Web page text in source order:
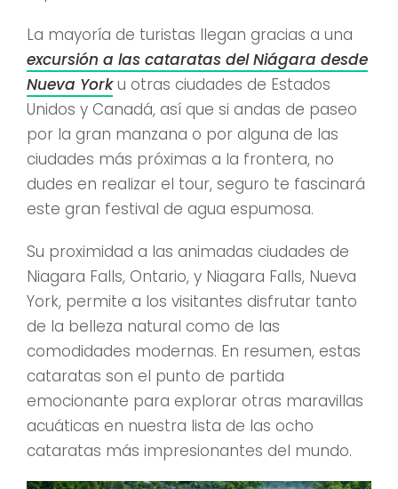
La mayoría de turistas llegan gracias a una
excursión a las cataratas del Niágara desde
Nueva Yorku otras ciudades de Estados
Unidos y Canadá, así que si andas de paseo
por la gran manzana o por alguna de las
ciudades más próximas a la frontera, no
dudes en realizar el tour, seguro te fascinará
este gran festival de agua espumosa.
Su proximidad a las animadas ciudades de
Niagara Falls, Ontario, y Niagara Falls, Nueva
York, permite a los visitantes disfrutar tanto
de la belleza natural como de las
comodidades modernas. En resumen, estas
cataratas son el punto de partida
emocionante para explorar otras maravillas
acuáticas en nuestra lista de las ocho
cataratas más impresionantes del mundo.